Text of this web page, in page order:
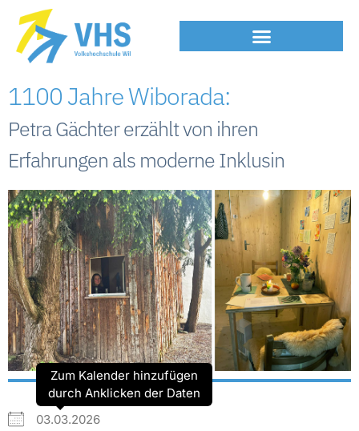
1100 Jahre Wiborada:
Petra Gächter erzählt von ihren
Erfahrungen als moderne Inklusin
03.03.2026
Zum Kalender hinzufügen
durch Anklicken der Daten